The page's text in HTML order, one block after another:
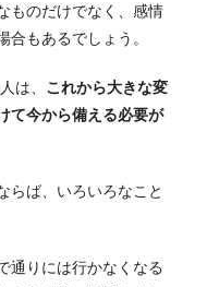
ものだけでなく、感情
もあるでしょう。
は、 これから大きな変
て今から備える必要が
らば、いろいろなこと
通りには行かなくなる